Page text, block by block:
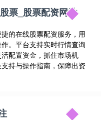
票_股票配资网站
的在线股票配资服务，用
。平台支持实时行情查询
配置资金，抓住市场机
持与操作指南，保障出资